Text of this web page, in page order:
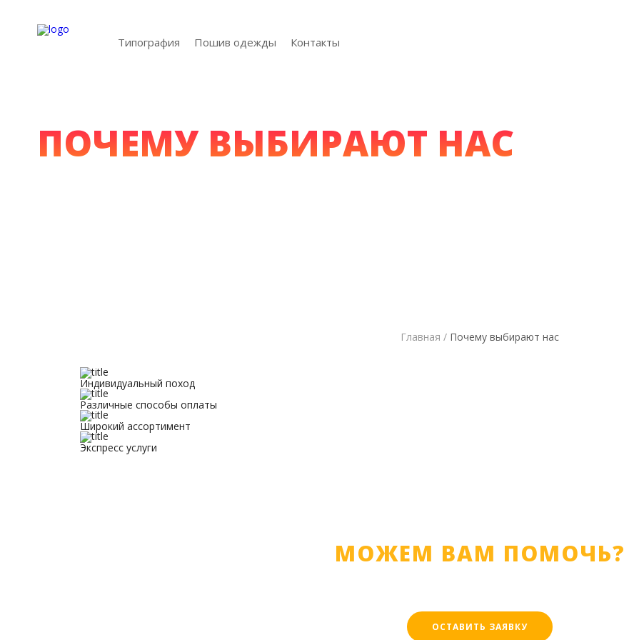
Типография Пошив одежды Контакты
ПОЧЕМУ ВЫБИРАЮТ НАС
Главная / Почему выбирают нас
Индивидуальный поход
Различные способы оплаты
Широкий ассортимент
Экспресс услуги
МОЖЕМ ВАМ ПОМОЧЬ?
ОСТАВИТЬ ЗАЯВКУ